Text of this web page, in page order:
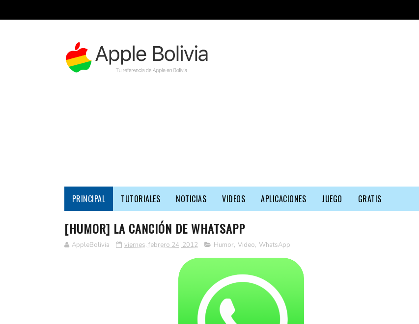
PRINCIPAL TUTORIALES NOTICIAS VIDEOS APLICACIONES JUEGO GRATIS
[HUMOR] LA CANCIÓN DE WHATSAPP
AppleBolivia viernes, febrero 24, 2012 Humor, Video, WhatsApp